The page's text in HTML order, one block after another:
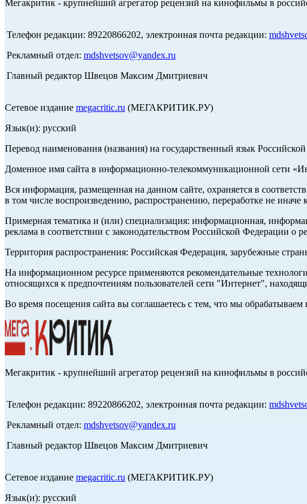
Мегакритик - крупнейший агрегатор рецензий на кинофильмы в
Телефон редакции: 89220866202, электронная почта редакции:
Рекламный отдел: mdshvetsov@yandex.ru
Главный редактор Швецов Максим Дмитриевич
Сетевое издание megacritic.ru (МЕГАКРИТИК.РУ)
Язык(и): русский
Перевод наименования (названия) на государственный язык
Доменное имя сайта в информационно-телекоммуникационной сети
Вся информация, размещенная на данном сайте, охраняется в
в том числе воспроизведению, распространению, переработке не иначе
Примерная тематика и (или) специализация: информационная,
реклама в соответствии с законодательством Российской Федерации о
Территория распространения: Российская Федерация, зарубежные
На информационном ресурсе применяются рекомендательные
относящихся к предпочтениям пользователей сети "Интернет",
Во время посещения сайта вы соглашаетесь с тем, что мы
Мегакритик - крупнейший агрегатор рецензий на кинофильмы в
Телефон редакции: 89220866202, электронная почта редакции:
Рекламный отдел: mdshvetsov@yandex.ru
Главный редактор Швецов Максим Дмитриевич
Сетевое издание megacritic.ru (МЕГАКРИТИК.РУ)
Язык(и): русский